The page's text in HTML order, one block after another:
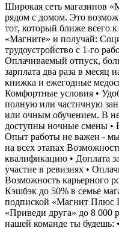
Широкая сеть магазинов
рядом с домом. Это
тот, который ближе всего
«Магните» и получай:
трудоустройство с 1-го
Оплачиваемый отпуск,
зарплата два раза в месяц
книжка и ежегодные
Комфортные условия •
полную или частичную
или очным обучением. В
доступны ночные смены •
Опыт работы не важен -
на всех этапах
квалификацию • Доплата
участие в ревизиях •
Возможность карьерного
Кэшбэк до 50% в семье
подпиской «Магнит Плюс
«Приведи друга» до 8 000
нашей команде ты будешь: